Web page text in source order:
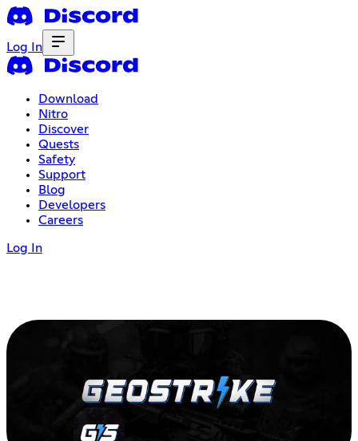
Log In
Download
Nitro
Discover
Quests
Safety
Support
Blog
Developers
Careers
Log In